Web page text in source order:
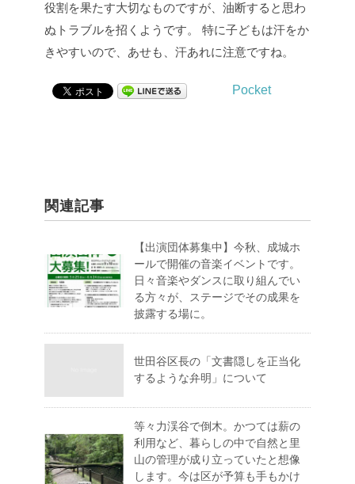
役割を果たす大切なものですが、油断すると思わ
ぬトラブルを招くようです。
特に子どもは汗をか
きやすいので、あせも、汗あれに注意ですね。
Pocket
関連記事
【出演団体募集中】今秋、成城ホ
ールで開催の音楽イベントです。
日々音楽やダンスに取り組んでい
る方々が、ステージでその成果を
披露する場に。
世田谷区長の「文書隠しを正当化
するような弁明」について
等々力渓谷で倒木。かつては薪の
利用など、暮らしの中で自然と里
山の管理が成り立っていたと想像
します。今は区が予算も手もかけ